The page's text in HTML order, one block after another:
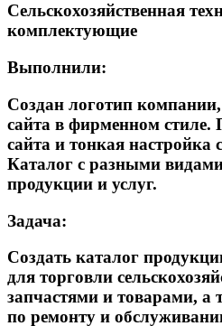
Сельскохозяйственная
комплектующие
Выполнили:
Создан логотип
сайта в фирменном
сайта и тонкая настройка
Каталог с разными
продукции и услуг.
Задача:
Создать каталог
для торговли
запчастями и товарами, а
по ремонту и